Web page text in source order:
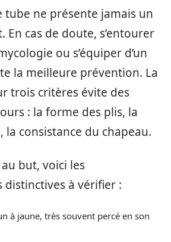
tube ne présente jamais un
En cas de doute, s’entourer
ou s’équiper d’un
la meilleure prévention. La
trois critères évite des
: la forme des plis, la
la consistance du chapeau.
but, voici les
distinctives à vérifier :
à jaune, très souvent percé en son